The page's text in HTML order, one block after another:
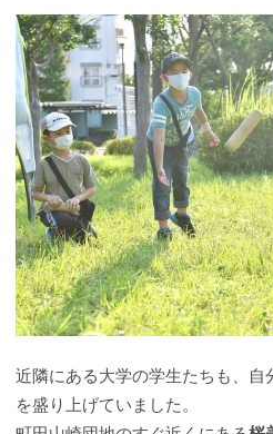
近隣にある大学の学生たちも、自
を盛り上げていました。